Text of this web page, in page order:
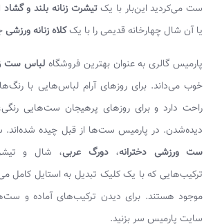
ست می‌کردید این‌بار با یکتیشرت زنانه بلند و گشاد
یا آن شال چهارخانه قدیمی را با یککلاه زنانه ورزشی
پارمیس گالری به عنوان بهترین فروشگاه لباس ست
خوب می‌داند. برای روزهای آرام لباس‌هایی با
راحت دارد و برای روزهای پرهیجان ست‌هایی
دیده‌شدن. در پارمیس ست‌ها از قبل چیده
ست ورزشی دخترانه،دورگ عربی، شال و
ترکیب‌هایی که با یک کلیک تبدیل به استایل کامل
موجود هستند. برای دیدن ترکیب‌های آماده و
سایت پارمیس سر بزنید.